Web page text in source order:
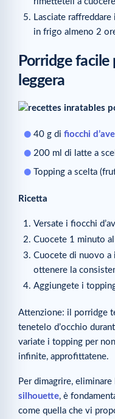
Lasciate
in frigo almeno 2
Porridge facile
leggera
40 g di fiocchi
200 ml di latte a
Topping a scelta
Ricetta
Versate i fiocchi
Cuocete 1 minuto
Cuocete di nuovo
ottenere la
Aggiungete i
Attenzione: il porridge
tenetelo d’occhio
variate i topping per
infinite, approfittatene.
Per dimagrire,
silhouette, è
come quella che vi